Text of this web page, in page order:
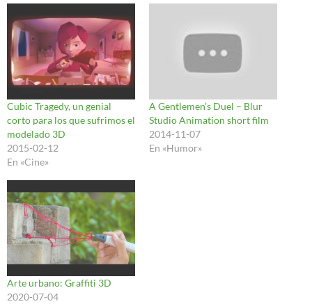
Cubic Tragedy, un genial
corto para los que sufrimos el
modelado 3D
2015-02-12
En «Cine»
A Gentlemen’s Duel – Blur
Studio Animation short film
2014-11-07
En «Humor»
Arte urbano: Graffiti 3D
2020-07-04